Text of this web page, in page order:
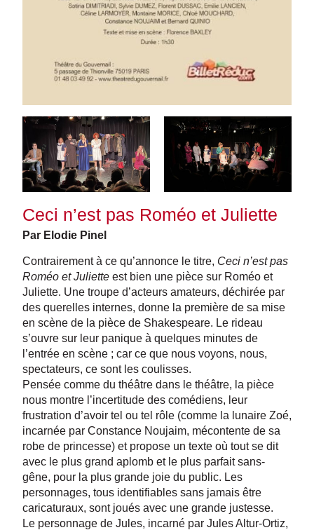
Ceci n’est pas Roméo et Juliette
Par Elodie Pinel
Contrairement à ce qu’annonce le titre, Ceci n’est pas
Roméo et Juliette est bien une pièce sur Roméo et
Juliette. Une troupe d’acteurs amateurs, déchirée par
des querelles internes, donne la première de sa mise
en scène de la pièce de Shakespeare. Le rideau
s’ouvre sur leur panique à quelques minutes de
l’entrée en scène ; car ce que nous voyons, nous,
spectateurs, ce sont les coulisses.
Pensée comme du théâtre dans le théâtre, la pièce
nous montre l’incertitude des comédiens, leur
frustration d’avoir tel ou tel rôle (comme la lunaire Zoé,
incarnée par Constance Noujaim, mécontente de sa
robe de princesse) et propose un texte où tout se dit
avec le plus grand aplomb et le plus parfait sans-
gêne, pour la plus grande joie du public. Les
personnages, tous identifiables sans jamais être
caricaturaux, sont joués avec une grande justesse.
Le personnage de Jules, incarné par Jules Altur-Ortiz,